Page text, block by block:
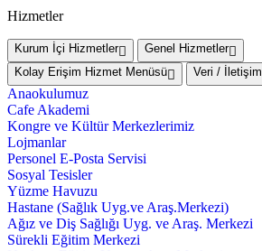
Hizmetler
Kurum İçi Hizmetler
Genel Hizmetler
Kolay Erişim Hizmet Menüsü
Veri / İletişim
Anaokulumuz
Cafe Akademi
Kongre ve Kültür Merkezlerimiz
Lojmanlar
Personel E-Posta Servisi
Sosyal Tesisler
Yüzme Havuzu
Hastane (Sağlık Uyg.ve Araş.Merkezi)
Ağız ve Diş Sağlığı Uyg. ve Araş. Merkezi
Sürekli Eğitim Merkezi